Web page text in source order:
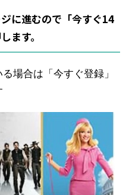
に進むので「今すぐ14
ます。
場合は「今すぐ登録」